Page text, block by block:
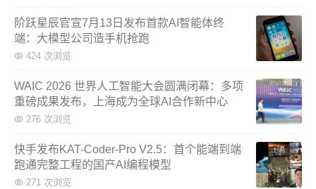
阶跃星辰官宣7月13日发布首款AI智能体终
端：大模型公司造手机抢跑
424 次浏览
WAIC 2026 世界人工智能大会圆满闭幕：多项
重磅成果发布，上海成为全球AI合作新中心
276 次浏览
快手发布KAT-Coder-Pro V2.5：首个能端到端
跑通完整工程的国产AI编程模型
271 次浏览